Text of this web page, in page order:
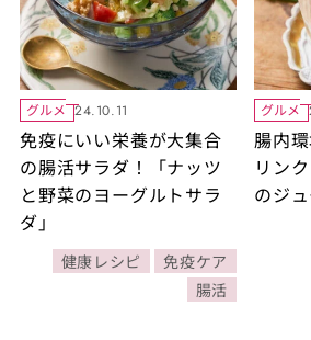
グルメ 24.10.11
免疫にいい栄養が大集合
の腸活サラダ！「ナッツ
と野菜のヨーグルトサラ
ダ」
健康レシピ
免疫ケア
腸活
グルメ
腸内
リン
のジュ